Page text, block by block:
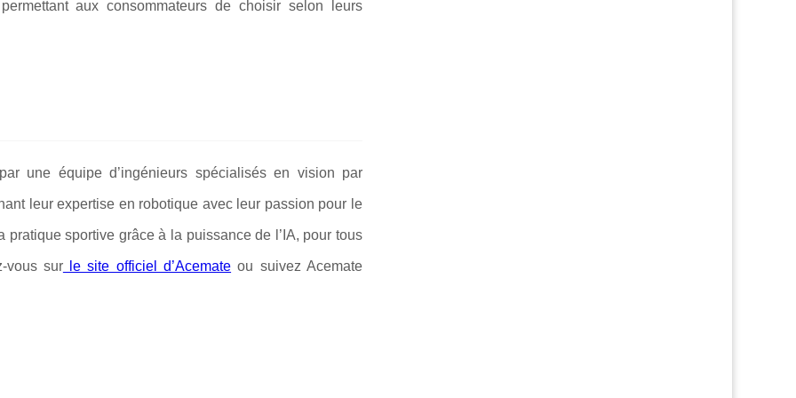
aux consommateurs de choisir selon leurs
une équipe d’ingénieurs spécialisés en vision par
leur expertise en robotique avec leur passion pour le
sportive grâce à la puissance de l’IA, pour tous
vous surle site officiel d’Acemate ou suivez Acemate